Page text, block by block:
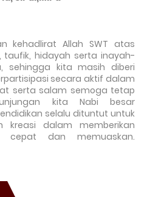
kehadlirat Allah SWT atas
hidayah serta inayah-
sehingga kita masih diberi
secara aktif dalam
serta salam semoga tetap
kita Nabi besar
selalu dituntut untuk
kreasi dalam memberikan
cepat dan memuaskan.